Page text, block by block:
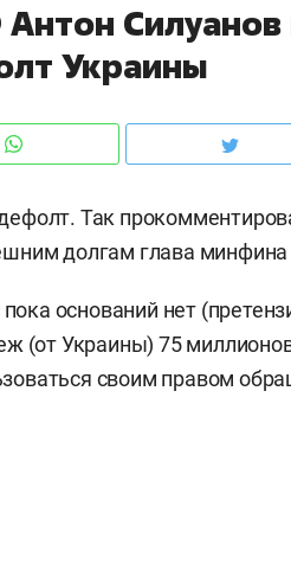
Силуанов
Украины
Так
долгам глава минфина
оснований нет
(от Украины) 75
своим правом